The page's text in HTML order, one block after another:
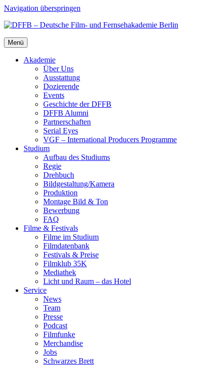
Navigation überspringen
Menü
Aka­de­mie
Über Uns
Aus­stat­tung
Dozie­ren­de
Events
Geschich­te der DFFB
DFFB Alum­ni
Part­ner­schaf­ten
Seri­al Eyes
VGF – Inter­na­tio­nal Pro­du­cers Pro­gram­me
Stu­di­um
Auf­bau des Stu­di­ums
Regie
Dreh­buch
Bildgestaltung/​​Kamera
Pro­duk­ti­on
Mon­ta­ge Bild & Ton
Bewer­bung
FAQ
Fil­me & Fes­ti­vals
Fil­me im Stu­di­um
Film­da­ten­bank
Fes­ti­vals & Prei­se
Film­klub 35K
Media­thek
Licht und Raum – das Hotel
Ser­vice
News
Team
Pres­se
Pod­cast
Film­fun­ke
Mer­chan­di­se
Jobs
Schwar­zes Brett